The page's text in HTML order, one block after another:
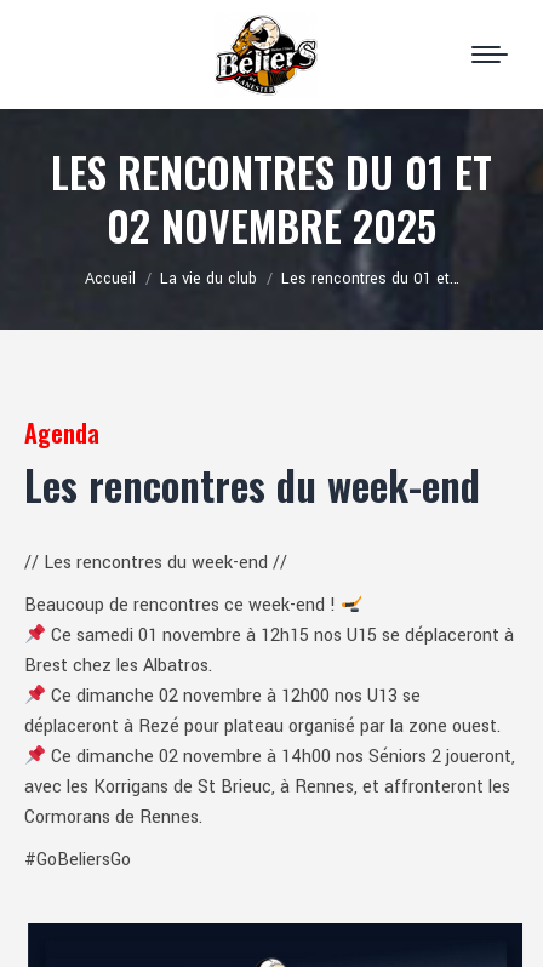
LES RENCONTRES DU 01 ET
02 NOVEMBRE 2025
Vous êtes ici :
Accueil La vie du club Les rencontres du 01 et…
Agenda
Les rencontres du week-end
// Les rencontres du week-end //
Beaucoup de rencontres ce week-end !
Ce samedi 01 novembre à 12h15 nos U15 se déplaceront à
Brest chez les Albatros.
Ce dimanche 02 novembre à 12h00 nos U13 se
déplaceront à Rezé pour plateau organisé par la zone ouest.
Ce dimanche 02 novembre à 14h00 nos Séniors 2 joueront,
avec les Korrigans de St Brieuc, à Rennes, et affronteront les
Cormorans de Rennes.
#GoBeliersGo